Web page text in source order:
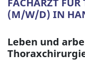
FACHARZT
(M/W/D) IN
Leben und